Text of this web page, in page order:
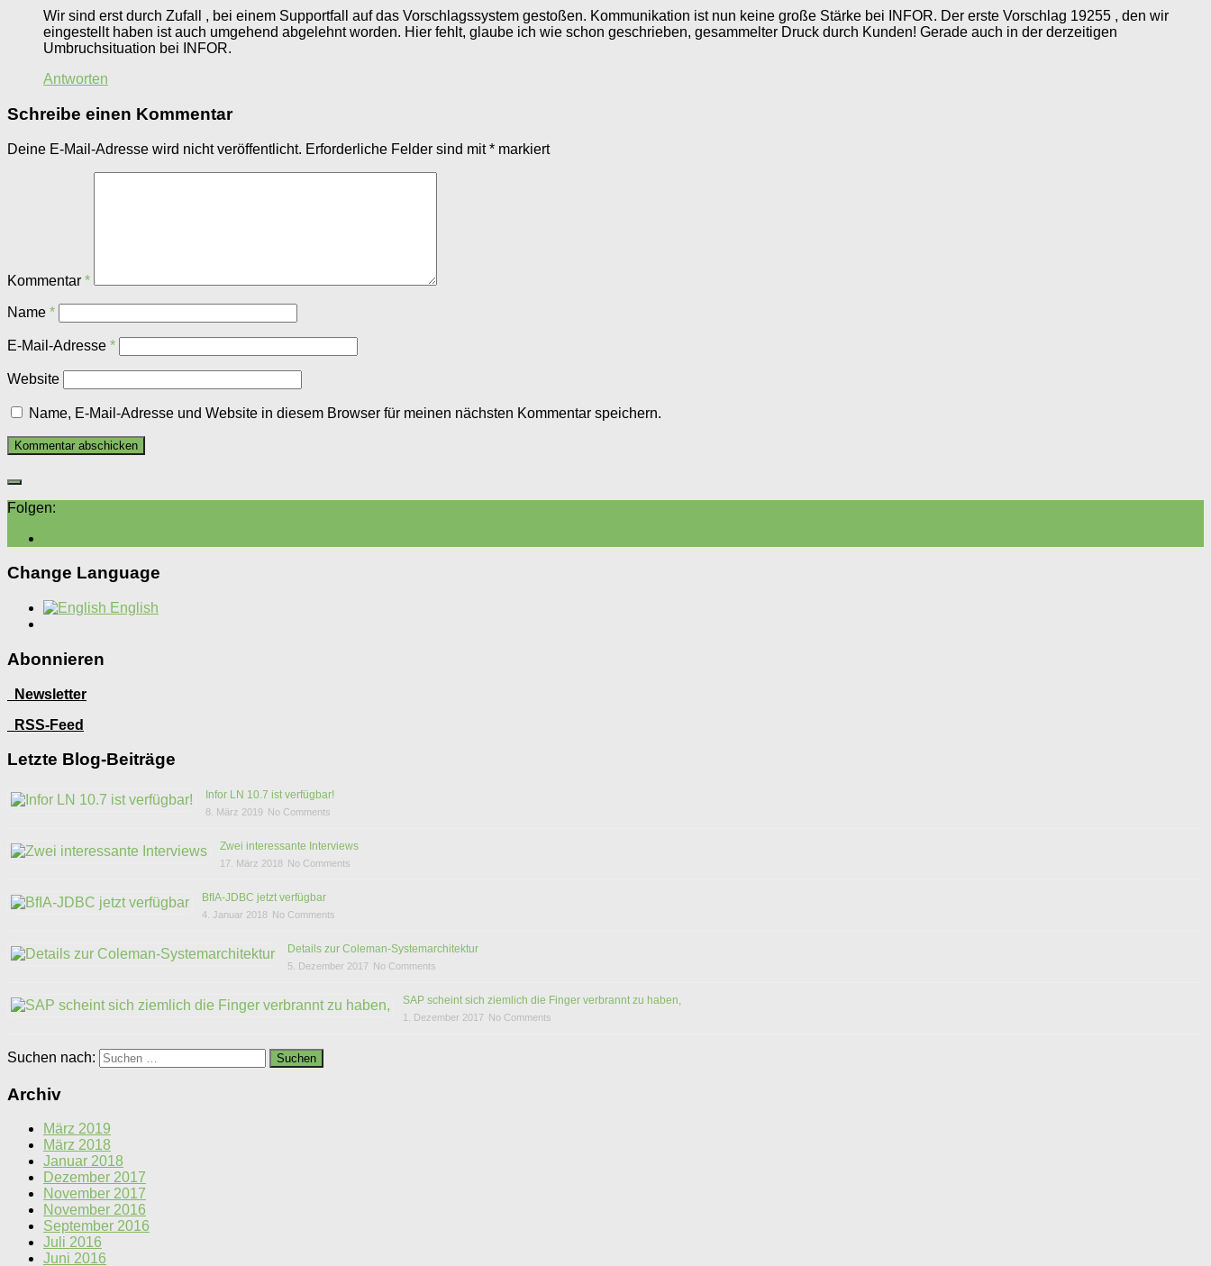
Wir sind erst durch Zufall , bei einem Supportfall auf das Vorschlagssystem gestoßen. Kommunikation ist nun keine große Stärke bei INFOR. Der erste Vorschlag 19255 , den wir
eingestellt haben ist auch umgehend abgelehnt worden. Hier fehlt, glaube ich wie schon geschrieben, gesammelter Druck durch Kunden! Gerade auch in der derzeitigen
Umbruchsituation bei INFOR.
Antworten
Schreibe einen Kommentar
Deine E-Mail-Adresse wird nicht veröffentlicht. Erforderliche Felder sind mit* markiert
Kommentar *
Name *
E-Mail-Adresse *
Website
Name, E-Mail-Adresse und Website in diesem Browser für meinen nächsten Kommentar speichern.
Folgen:
Change Language
English
Abonnieren
Newsletter
RSS-Feed
Letzte Blog-Beiträge
Infor LN 10.7 ist verfügbar!
8. März 2019 No Comments
Zwei interessante Interviews
17. März 2018 No Comments
BfIA-JDBC jetzt verfügbar
4. Januar 2018 No Comments
Details zur Coleman-Systemarchitektur
5. Dezember 2017 No Comments
SAP scheint sich ziemlich die Finger verbrannt zu haben,
1. Dezember 2017 No Comments
Suchen nach:
Archiv
März 2019
März 2018
Januar 2018
Dezember 2017
November 2017
November 2016
September 2016
Juli 2016
Juni 2016